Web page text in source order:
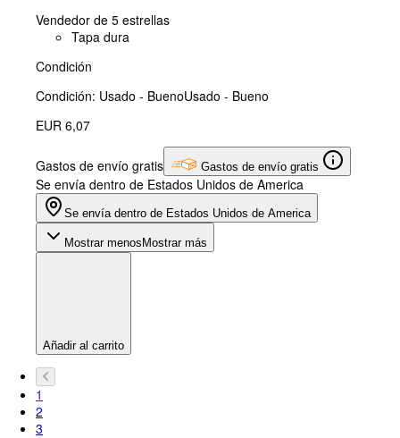
Vendedor de 5 estrellas
Tapa dura
Condición
Condición: Usado - BuenoUsado - Bueno
EUR 6,07
Gastos de envío gratis Gastos de envío gratis
Se envía dentro de Estados Unidos de America
Se envía dentro de Estados Unidos de America
Mostrar menos Mostrar más
Añadir al carrito
1
2
3